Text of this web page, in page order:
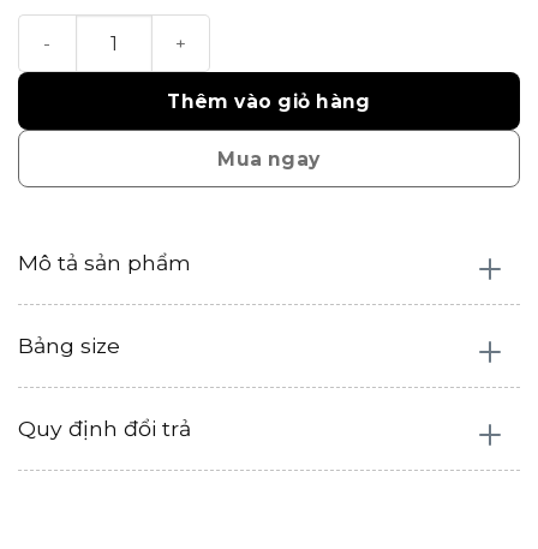
Thêm vào giỏ hàng
Mua ngay
Mô tả sản phẩm
Bảng size
Quy định đổi trả